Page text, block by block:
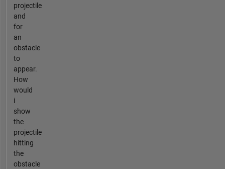
projectile
and
for
an
obstacle
to
appear.
How
would
i
show
the
projectile
hitting
the
obstacle